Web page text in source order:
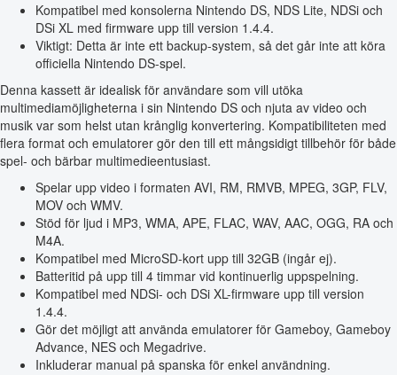
Kompatibel med konsolerna Nintendo DS, NDS Lite, NDSi och
DSi XL med firmware upp till version 1.4.4.
Viktigt: Detta är inte ett backup-system, så det går inte att köra
officiella Nintendo DS-spel.
Denna kassett är idealisk för användare som vill utöka
multimediamöjligheterna i sin Nintendo DS och njuta av video och
musik var som helst utan krånglig konvertering. Kompatibiliteten med
flera format och emulatorer gör den till ett mångsidigt tillbehör för både
spel- och bärbar multimedieentusiast.
Spelar upp video i formaten AVI, RM, RMVB, MPEG, 3GP, FLV,
MOV och WMV.
Stöd för ljud i MP3, WMA, APE, FLAC, WAV, AAC, OGG, RA och
M4A.
Kompatibel med MicroSD-kort upp till 32GB (ingår ej).
Batteritid på upp till 4 timmar vid kontinuerlig uppspelning.
Kompatibel med NDSi- och DSi XL-firmware upp till version
1.4.4.
Gör det möjligt att använda emulatorer för Gameboy, Gameboy
Advance, NES och Megadrive.
Inkluderar manual på spanska för enkel användning.